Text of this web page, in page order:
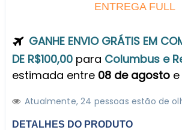
ENTREGA FULL
GANHE ENVIO GRÁTIS EM
DE R$100,00 para Columbus e
estimada entre 08 de agosto e
Atualmente,24 pessoas estão de
DETALHES DO PRODUTO